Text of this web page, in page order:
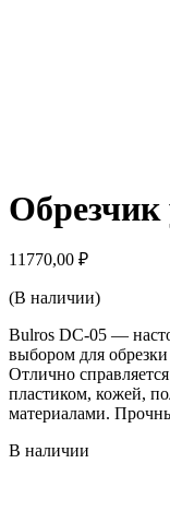
Обрезчик
11770,00 ₽
(В наличии)
Bulros DC-05 —
выбором для
Отлично
пластиком, кожей,
материалами.
В наличии